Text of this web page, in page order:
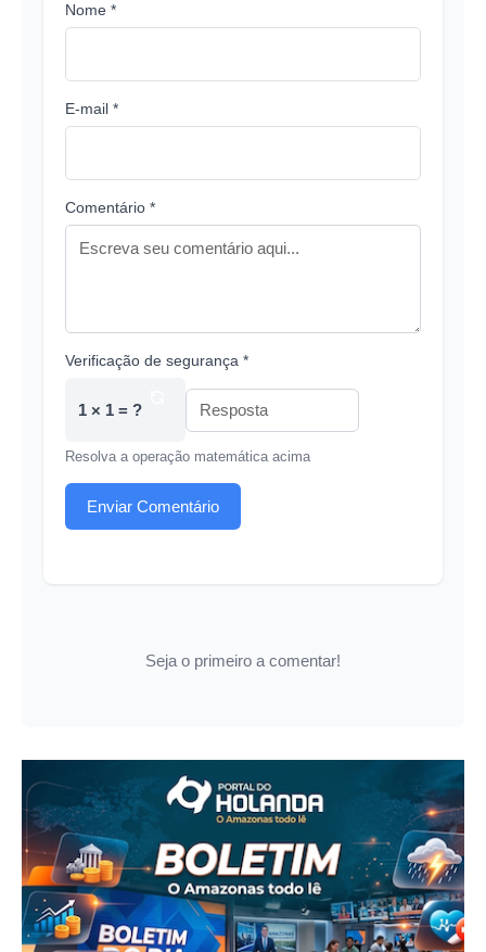
Nome *
E-mail *
Comentário *
Verificação de segurança *
1 × 1 = ?
Resolva a operação matemática acima
Enviar Comentário
Seja o primeiro a comentar!